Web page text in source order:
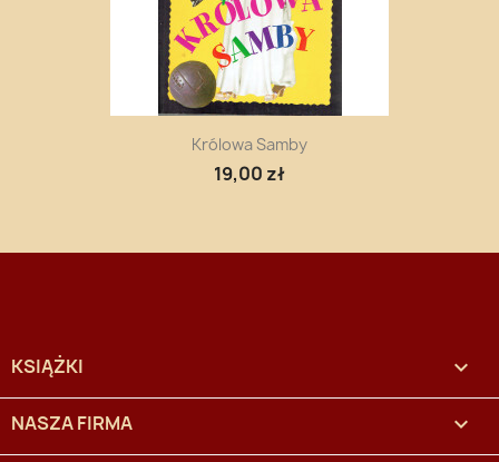
Królowa Samby
19,00 zł
KSIĄŻKI 
NASZA FIRMA 